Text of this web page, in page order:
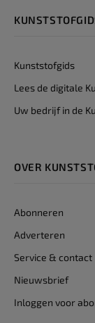
Kunststofgids
Lees de digitale
Uw bedrijf in de
OVER
Abonneren
Adverteren
Service & contact
Nieuwsbrief
Inloggen voor